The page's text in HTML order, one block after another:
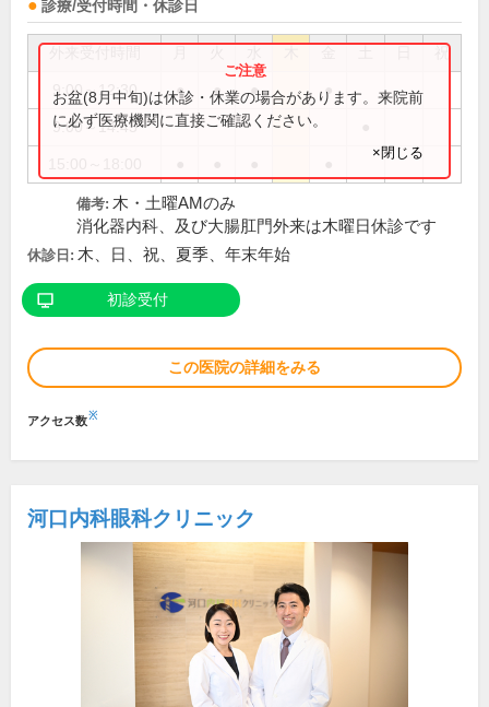
診療/受付時間・休診日
祝
9:00～12:30 ● ● ● ●
9:00～14:45
お盆(8月中旬)は休診・休業の場合があります。来院前
に必ず医療機関に直接ご確認ください。
×閉じる
備考: 木・土曜AMのみ
消化器内科、及び大腸肛門外来は木曜日休診です
休診日: 木、日、祝、夏季、年末年始
初診受付
この医院の詳細をみる
アクセス数※
河口内科眼科クリニック